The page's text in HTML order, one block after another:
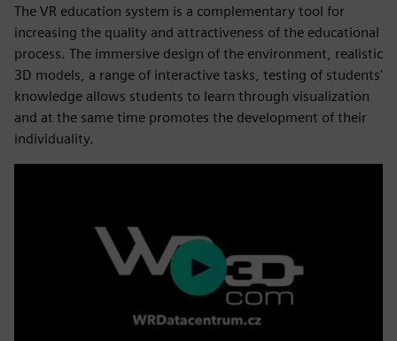
The VR education system is a complementary tool for
increasing the quality and attractiveness of the educational
process. The immersive design of the environment, realistic
3D models, a range of interactive tasks, testing of students'
knowledge allows students to learn through visualization
and at the same time promotes the development of their
individuality.
Play